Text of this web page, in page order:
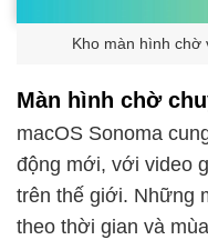
Kho màn hình chờ
Màn hình chờ
macOS Sonoma
động mới, với video
trên thế giới. Những
theo thời gian và